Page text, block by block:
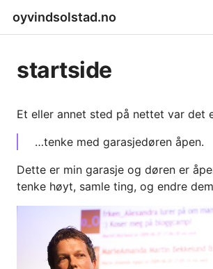
oyvindsolstad.no
startside
Et eller annet sted på nettet var det
…tenke med garasjedøren åpen.
Dette er min garasje og døren er
tenke høyt, samle ting, og endre